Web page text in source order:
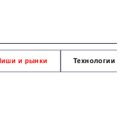
и рынки Технологии